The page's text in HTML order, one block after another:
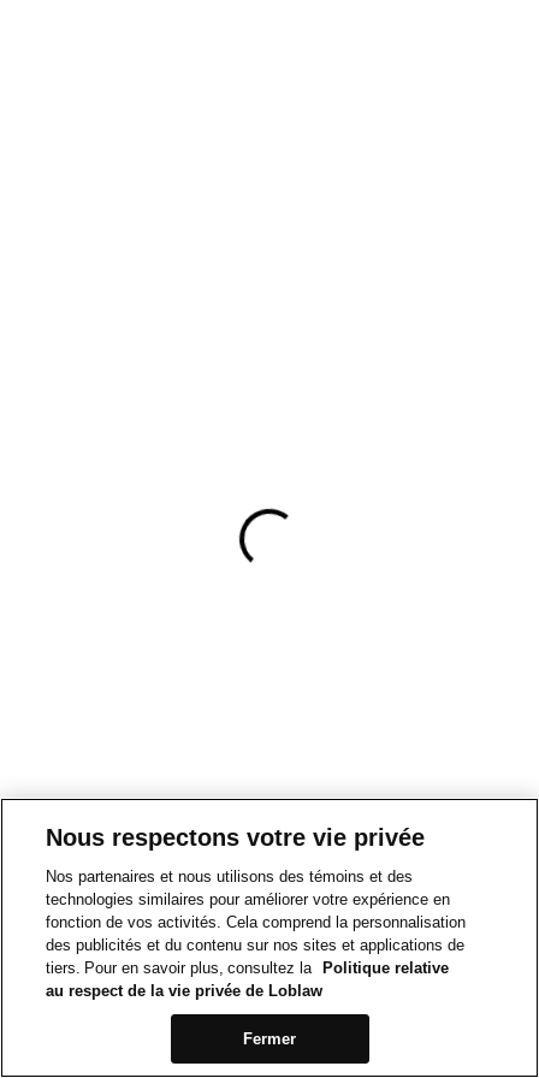
Nous respectons votre vie privée
Nos partenaires et nous utilisons des témoins et des
technologies similaires pour améliorer votre expérience en
fonction de vos activités. Cela comprend la personnalisation
des publicités et du contenu sur nos sites et applications de
tiers. Pour en savoir plus, consultez la
Politique relative
au respect de la vie privée de Loblaw
Fermer